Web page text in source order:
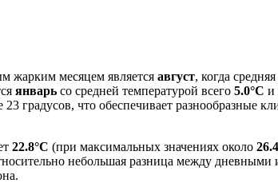
жарким месяцем является август, когда
январь со средней температурой всего 5.0°C и
градусов, что обеспечивает разнообразные
22.8°C (при максимальных значениях около
небольшая разница между